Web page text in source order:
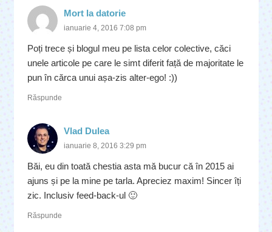
Mort la datorie
ianuarie 4, 2016 7:08 pm
Poți trece și blogul meu pe lista celor colective, căci
unele articole pe care le simt diferit față de majoritate le
pun în cărca unui așa-zis alter-ego! :))
Răspunde
Vlad Dulea
ianuarie 8, 2016 3:29 pm
Băi, eu din toată chestia asta mă bucur că în 2015 ai
ajuns și pe la mine pe tarla. Apreciez maxim! Sincer îți
zic. Inclusiv feed-back-ul 🙂
Răspunde